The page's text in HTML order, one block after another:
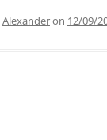
Alexanderon 12/09/